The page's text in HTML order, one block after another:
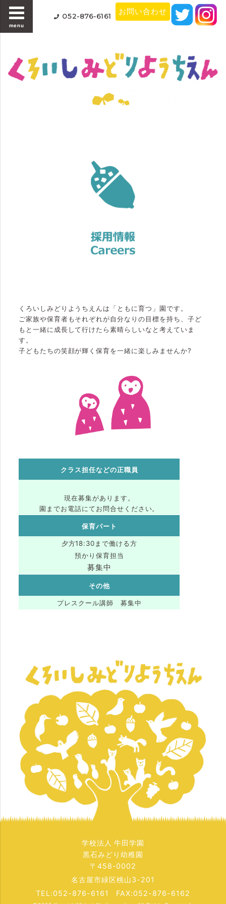
menu
052-876-6161 お問い合わせ
くろいしみどりようちえんは「ともに育つ」園です。
ご家族や保育者もそれぞれが自分なりの目標を持ち、子ど
もと一緒に成長して行けたら素晴らしいなと考えていま
す。
子どもたちの笑顔が輝く保育を一緒に楽しみませんか?
クラス担任などの正職員
現在募集があります。
園までお電話にてお問合せください。
保育パート
夕方18:30まで働ける方
預かり保育担当
募集中
その他
プレスクール講師 募集中
学校法人 牛田学園
黒石みどり幼稚園
〒458-0002
名古屋市緑区桃山3-201
TEL:052-876-6161 FAX:052-876-6162